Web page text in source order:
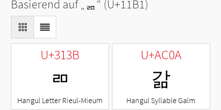
Basierend auf „ᆱ“ (U+11B1)
U+313B
ㄻ
Hangul Letter Rieul-Mieum
U+AC0A
갊
Hangul Syllable Galm